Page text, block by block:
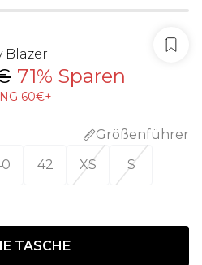
Blazer
71% Sparen
60€+
Größenführer
42 XS S
TASCHE